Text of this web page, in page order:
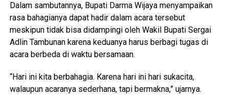
Dalam sambutannya, Bupati Darma Wijaya menyampaikan
rasa bahagianya dapat hadir dalam acara tersebut
meskipun tidak bisa didampingi oleh Wakil Bupati Sergai
Adlin Tambunan karena keduanya harus berbagi tugas di
acara berbeda di waktu bersamaan.
“Hari ini kita berbahagia. Karena hari ini hari sukacita,
walaupun acaranya sederhana, tapi bermakna,” ujarnya.